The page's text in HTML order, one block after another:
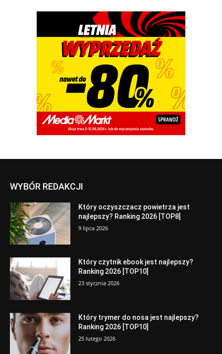
WYBÓR REDAKCJI
Który oczyszczacz powietrza jest
najlepszy? Ranking 2026 [TOP8]
9 lipca 2026
Który czytnik ebook jest najlepszy?
Ranking 2026 [TOP10]
23 stycznia 2026
Który trymer do nosa jest najlepszy?
Ranking 2026 [TOP10]
25 lutego 2026